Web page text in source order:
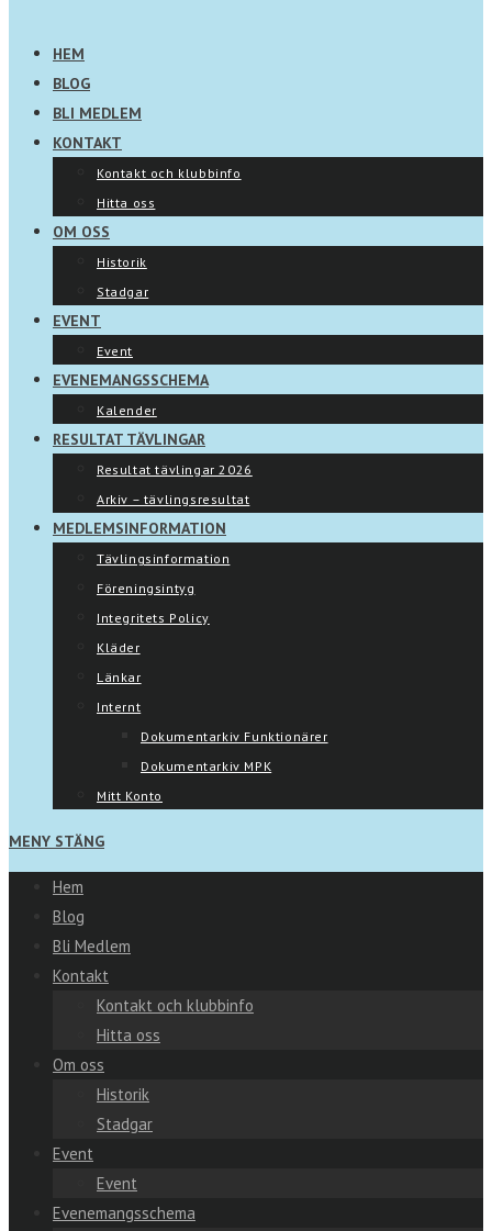
HEM
BLOG
BLI MEDLEM
KONTAKT
Kontakt och klubbinfo
Hitta oss
OM OSS
Historik
Stadgar
EVENT
Event
EVENEMANGSSCHEMA
Kalender
RESULTAT TÄVLINGAR
Resultat tävlingar 2026
Arkiv – tävlingsresultat
MEDLEMSINFORMATION
Tävlingsinformation
Föreningsintyg
Integritets Policy
Kläder
Länkar
Internt
Dokumentarkiv Funktionärer
Dokumentarkiv MPK
Mitt Konto
MENY STÄNG
Hem
Blog
Bli Medlem
Kontakt
Kontakt och klubbinfo
Hitta oss
Om oss
Historik
Stadgar
Event
Event
Evenemangsschema